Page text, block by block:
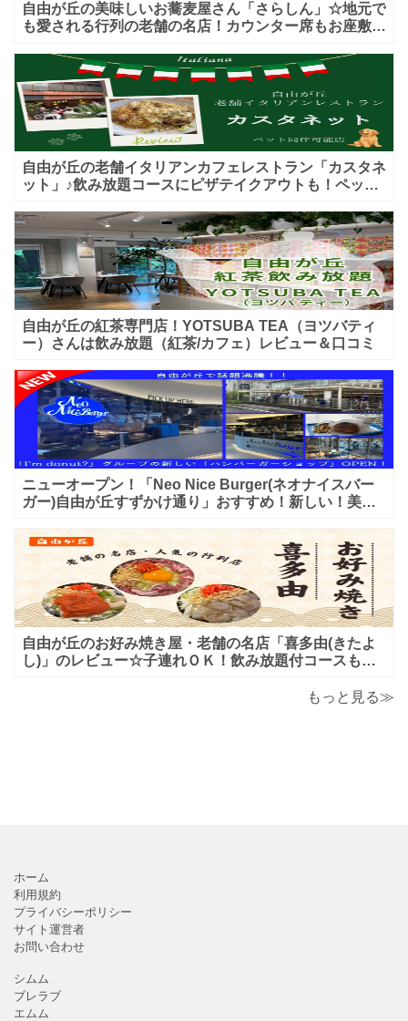
自由が丘の美味しいお蕎麦屋さん「さらしん」☆地元で
も愛される行列の老舗の名店！カウンター席もお座敷も
自由が丘の老舗イタリアンカフェレストラン「カスタネ
ット」♪飲み放題コースにピザテイクアウトも！ペット
自由が丘の紅茶専門店！YOTSUBA TEA（ヨツバティ
ー）さんは飲み放題（紅茶/カフェ）レビュー＆口コミ
ニューオープン！「Neo Nice Burger(ネオナイスバー
ガー)自由が丘すずかけ通り」おすすめ！新しい！美味
自由が丘のお好み焼き屋・老舗の名店「喜多由(きたよ
し)」のレビュー☆子連れＯＫ！飲み放題付コースも！
もっと見る≫
ホーム
利用規約
プライバシーポリシー
サイト運営者
お問い合わせ
シムム
ブレラブ
エムム